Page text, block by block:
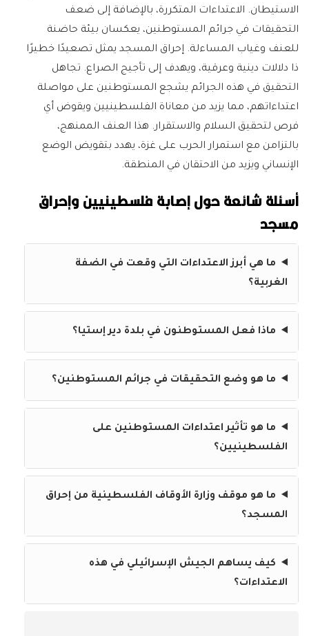
الاستيطان. الاعتداءات المتكررة، بالإضافة إلى ضعف
التحقيقات في جرائم المستوطنين، يعكسان بيئة حاضنة
للعنف وغياب المساءلة. إحراق المسجد يمثل تصعيدًا خطيرًا
ذا دلالات دينية وعرقية، ويهدف إلى تأجيج الصراع. تجاهل
التحقيق في هذه الجرائم يشجع المستوطنين على مواصلة
اعتداءاتهم، مما يزيد من معاناة الفلسطينيين ويقوض أي
فرص لتحقيق السلام والاستقرار. هذا العنف الممنهج،
بالتزامن مع استمرار الحرب على غزة، يهدد بتقويض الوضع
الإنساني ويزيد من الاحتقان في المنطقة.
أسئلة شائعة حول إصابة فلسطينيين وإحراق
مسجد
ما هي أبرز الاعتداءات التي وقعت في الضفة
الغربية؟
ماذا فعل المستوطنون في بلدة دير إستيا؟
ما هو وضع التحقيقات في جرائم المستوطنين؟
ما هو تأثير اعتداءات المستوطنين على
الفلسطينيين؟
ما هو موقف وزارة الأوقاف الفلسطينية من إحراق
المسجد؟
كيف يساهم الجيش الإسرائيلي في هذه
الاعتداءات؟